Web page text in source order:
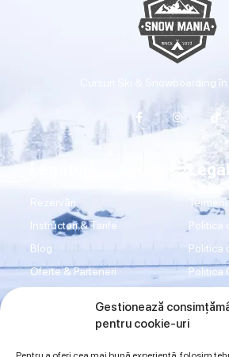
Gestionează
pentru cookie-uri
Cursuri Ski & Snowboarding în
Rezervări
Instructori & Tarife
Blog
Oferte & Parteneri
Legal
Politica
Politica
Politica
Imprint